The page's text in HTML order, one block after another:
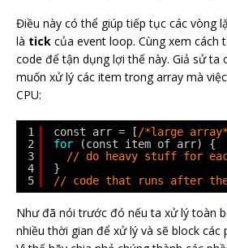
Điều này có thể giúp tiếp tục các vòng
là tick của event loop. Cùng xem cách
code để tận dụng lợi thế này. Giả sử ta
muốn xử lý các item trong array mà
CPU:
1
2
3
4
5
const arr = [ /*large
for
(const item of arr) {
// do heavy stuff for
}
// code that runs after
Như đã nói trước đó nếu ta xử lý toàn
nhiều thời gian để xử lý và sẽ block các